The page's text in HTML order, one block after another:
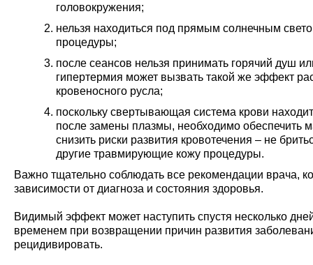
головокружения;
нельзя находиться под прямым солнечным
процедуры;
после сеансов нельзя принимать горячий душ
гипертермия может вызвать такой же эффект
кровеносного русла;
поскольку свертывающая система крови
после замены плазмы, необходимо обеспечить
снизить риски развития кровотечения – не
другие травмирующие кожу процедуры.
Важно тщательно соблюдать все рекомендации врача,
зависимости от диагноза и состояния здоровья.
Видимый эффект может наступить спустя несколько
временем при возвращении причин развития
рецидивировать.